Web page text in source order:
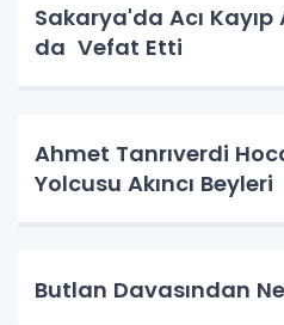
Sakarya'da Acı
da Vefat Etti
Ahmet Tanrıverdi
Yolcusu Akıncı Beyleri
Butlan Davasından